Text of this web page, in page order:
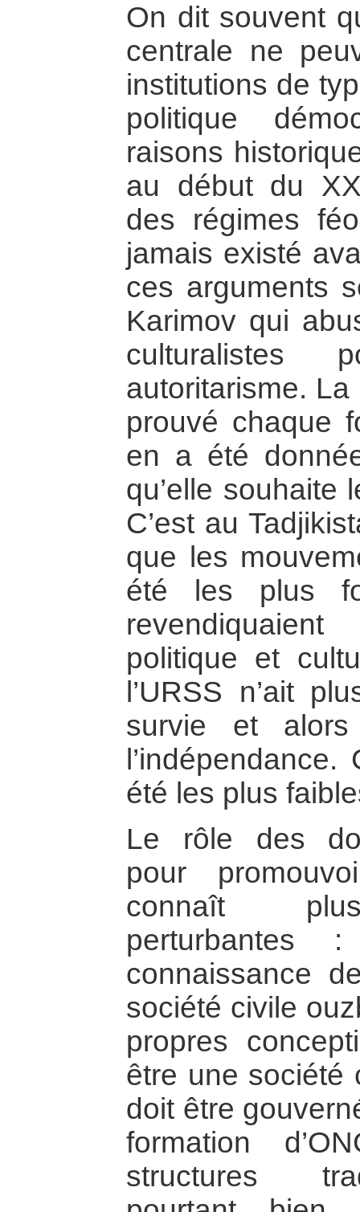
On dit souvent
centrale ne
institutions de
politique
raisons
au début du
des régimes
jamais existé
ces arguments
Karimov qui
culturalistes
autoritarisme.
prouvé chaque
en a été
qu’elle souhaite
C’est au
que les
été les plus
politique et
l’URSS n’ait
survie et
été les plus
Le rôle des
pour
connaît
connaissance
société civile
propres
être une société
doit être
formation
structures